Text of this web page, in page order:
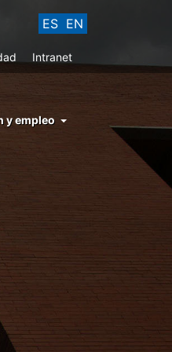
ES EN
Intranet
y empleo